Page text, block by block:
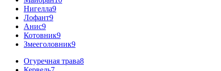
Нигелла9
Лофант9
Анис9
Котовник9
Змееголовник9
Огуречная трава8